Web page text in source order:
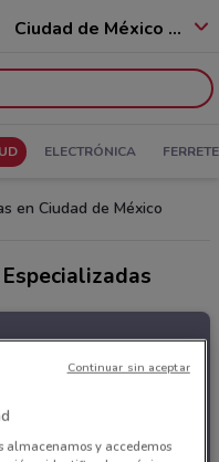
Ciudad de México - 12400
ELECTRÓNICA
en Ciudad de México
almacenamos y accedemos
Continuar sin aceptar